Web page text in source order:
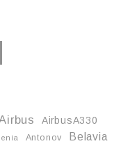
AirbusA330
Antonov Belavia